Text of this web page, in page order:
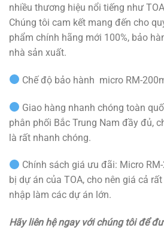
nhiều thương hiệu nổi tiếng như
Chúng tôi cam kết mang đến cho
phẩm chính hãng mới 100%, bảo
nhà sản xuất.
Chế độ bảo hành micro RM-
Giao hàng nhanh chóng toàn
phân phối Bắc Trung Nam đầy đủ,
là rất nhanh chóng.
Chính sách giá ưu đãi: Micro
bị dự án của TOA, cho nên giá cả
nhập làm các dự án lớn.
Hãy liên hệ ngay với chúng tôi để